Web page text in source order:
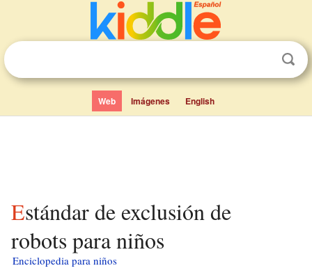
Web Imágenes English
Estándar de exclusión de
robots para niños
Enciclopedia para niños